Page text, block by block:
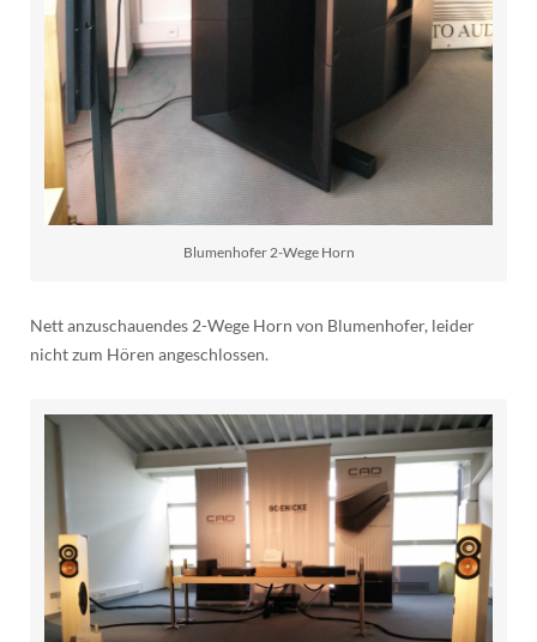
Blumenhofer 2-Wege Horn
Nett anzuschauendes 2-Wege Horn von Blumenhofer, leider
nicht zum Hören angeschlossen.